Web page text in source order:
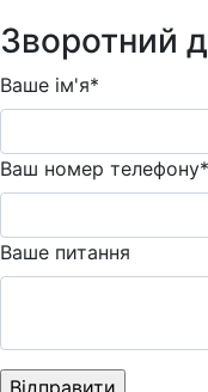
Зворотний
Ваше ім'я*
Ваш номер телефону*
Ваше питання